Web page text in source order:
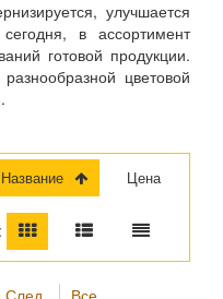
улучшается
в ассортимент
готовой продукции.
цветовой
Название Цена
След. Все